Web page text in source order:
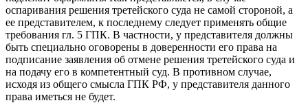
оспаривания решения третейского суда не самой стороной, а
ее представителем, к последнему следует применять общие
требования гл. 5 ГПК. В частности, у представителя должны
быть специально оговорены в доверенности его права на
подписание заявления об отмене решения третейского суда и
на подачу его в компетентный суд. В противном случае,
исходя из общего смысла ГПК РФ, у представителя данного
права иметься не будет.